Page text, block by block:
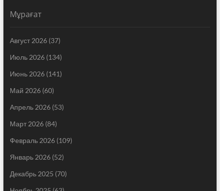
Мұрағат
Август 2026(37)
Июль 2026(134)
Июнь 2026(141)
Май 2026(60)
Апрель 2026(53)
Март 2026(84)
Февраль 2026(109)
Январь 2026(52)
Декабрь 2025 (70)